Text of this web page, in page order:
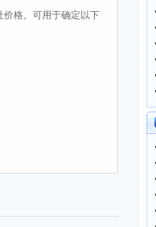
价格。可用于确定以下